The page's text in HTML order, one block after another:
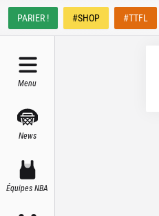
PARIER ! #SHOP #TTFL
Menu
News
Équipes NBA